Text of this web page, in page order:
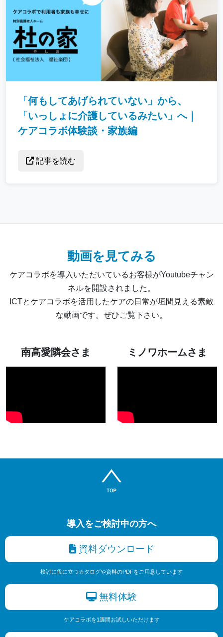
「何もしてあげられていない」から、
「いっしょに介護しているみたい」へ｜
ケアコラボ体験談・家族編
記事を読む
動画を見てみる
ケアコラボを導入いただいているお客様がYoutubeチャン
ネルを開設されました。
ICTとケアコラボを活用したケアの日常が垣間見える素敵
な動画です。ぜひご覧下さい。
南高愛隣会さま ミノワホームさま
導入をご検討中の方へ
資料ダウンロード
検討に役に立つカタログや資料のPDFをご用意しています
無料体験
ケアコラボを1週間お試しいただけます